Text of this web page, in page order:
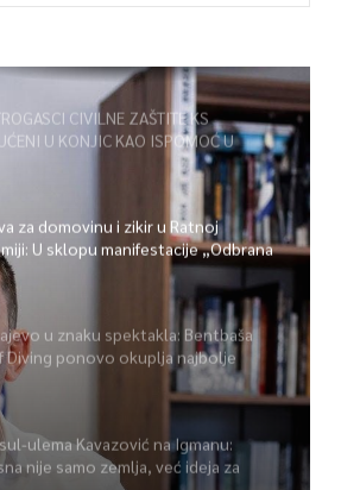
CIVILNE ZAŠTITE KS
U KONJIC KAO ISPOMOĆ U
za domovinu i zikir u Ratnoj
U sklopu manifestacije „Odbrana
– Igman 2026“ odana počast
u znaku spektakla: Bentbaša
Diving ponovo okuplja najbolje
i vrhunsku zabavu
ulema Kavazović na Igmanu:
nije samo zemlja, već ideja za